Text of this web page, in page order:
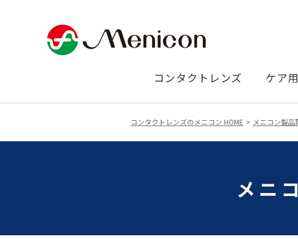
コンタクトレンズ ケア
コンタクトレンズのメニコン HOME メニコン製
メニ